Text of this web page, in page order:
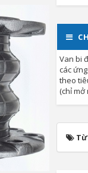
Van bi
các
theo
(chỉ